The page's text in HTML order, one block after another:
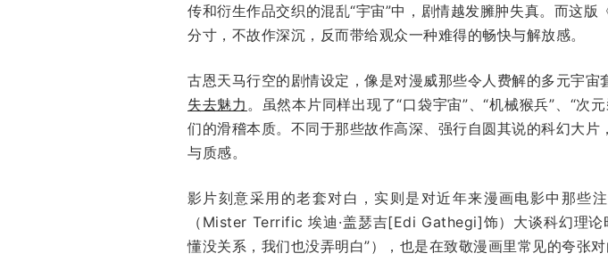
传和衍生作品交织的混乱“宇宙”中，剧情越发臃肿失真。而这
分寸，不故作深沉，反而带给观众一种难得的畅快与解放感。
古恩天马行空的剧情设定，像是对漫威那些令人费解的多元宇
失去魅力 。虽然本片同样出现了“口袋宇宙”、“机械猴兵”、“次
们的滑稽本质。不同于那些故作高深、强行自圆其说的科幻大
与质感。
影片刻意采用的老套对白，实则是对近年来漫画电影中那些
（Mister Terrific 埃迪·盖瑟吉[Edi Gathegi]饰）大谈科幻理
懂没关系，我们也没弄明白”），也是在致敬漫画里常见的夸张对